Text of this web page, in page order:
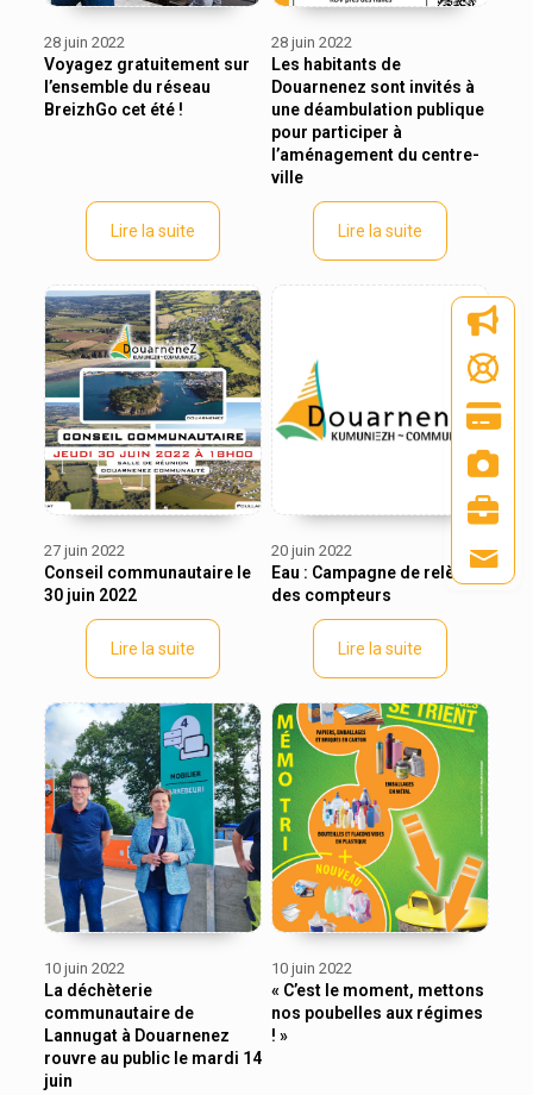
28 juin 2022
Voyagez gratuitement sur
l’ensemble du réseau
BreizhGo cet été !
Lire la suite
28 juin 2022
Les habitants de
Douarnenez sont invités à
une déambulation publique
pour participer à
l’aménagement du centre-
ville
Lire la suite
27 juin 2022
Conseil communautaire le
30 juin 2022
Lire la suite
20 juin 2022
Eau : Campagne de relève
des compteurs
Lire la suite
10 juin 2022
La déchèterie
communautaire de
Lannugat à Douarnenez
rouvre au public le mardi 14
juin
10 juin 2022
« C’est le moment, mettons
nos poubelles aux régimes
! »